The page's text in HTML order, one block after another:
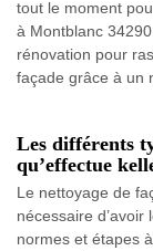
tout le moment
à Montblanc
rénovation pour
façade grâce à un
Les différents
qu’effectue
Le nettoyage de
nécessaire
normes et étapes